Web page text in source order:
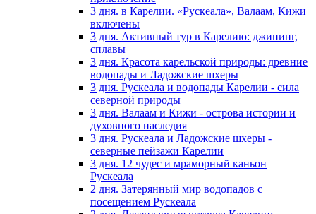
3 дня. в Карелии. «Рускеала», Валаам, Кижи
включены
3 дня. Активный тур в Карелию: джипинг,
сплавы
3 дня. Красота карельской природы: древние
водопады и Ладожские шхеры
3 дня. Рускеала и водопады Карелии - сила
северной природы
3 дня. Валаам и Кижи - острова истории и
духовного наследия
3 дня. Рускеала и Ладожские шхеры -
северные пейзажи Карелии
3 дня. 12 чудес и мраморный каньон
Рускеала
2 дня. Затерянный мир водопадов с
посещением Рускеала